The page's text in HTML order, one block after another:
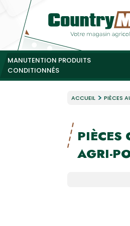
MANUTENTION PRODUITS
CONDITIONNÉS
ACCUEIL PIÈCES
PIÈCES
AGRI-